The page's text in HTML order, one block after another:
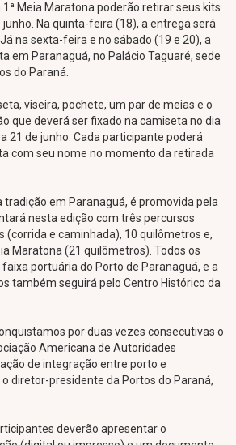
1ª Meia Maratona poderão retirar seus kits
junho. Na quinta-feira (18), a entrega será
na sexta-feira e no sábado (19 e 20), a
em Paranaguá, no Palácio Taguaré, sede
do Paraná.
viseira, pochete, um par de meias e o
que deverá ser fixado na camiseta no dia
21 de junho. Cada participante poderá
com seu nome no momento da retirada
tradição em Paranaguá, é promovida pela
nesta edição com três percursos
(corrida e caminhada), 10 quilômetros e,
Maratona (21 quilômetros). Todos os
portuária do Porto de Paranaguá, e a
também seguirá pelo Centro Histórico da
por duas vezes consecutivas o
Americana de Autoridades
de integração entre porto e
diretor-presidente da Portos do Paraná,
deverão apresentar o